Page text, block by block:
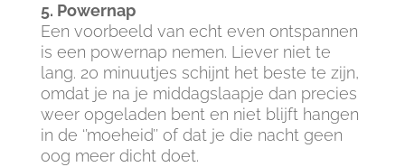
5. Powernap
Een voorbeeld van echt even ontspannen
is een powernap nemen. Liever niet te
lang. 20 minuutjes schijnt het beste te zijn,
omdat je na je middagslaapje dan precies
weer opgeladen bent en niet blijft hangen
in de ‘’moeheid’’ of dat je die nacht geen
oog meer dicht doet.